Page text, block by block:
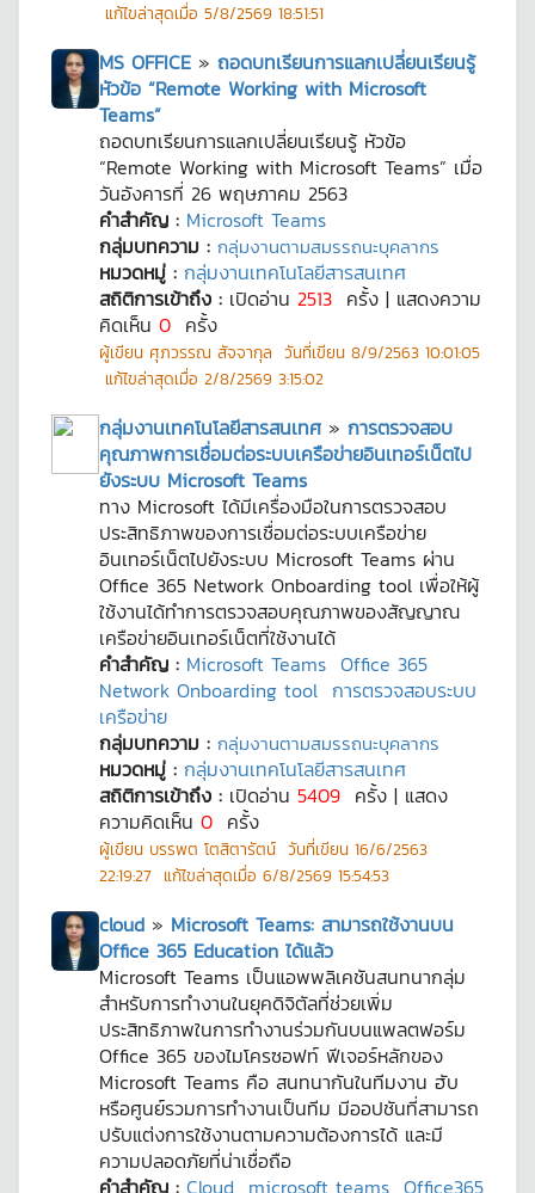
แก้ไขล่าสุดเมื่อ 5/8/2569 18:51:51
MS OFFICE » ถอดบทเรียนการแลกเปลี่ยนเรียนรู้
หัวข้อ “Remote Working with Microsoft
Teams”
ถอดบทเรียนการแลกเปลี่ยนเรียนรู้ หัวข้อ
“Remote Working with Microsoft Teams” เมื่อ
วันอังคารที่ 26 พฤษภาคม 2563
คำสำคัญ : Microsoft Teams
กลุ่มบทความ : กลุ่มงานตามสมรรถนะบุคลากร
หมวดหมู่ : กลุ่มงานเทคโนโลยีสารสนเทศ
สถิติการเข้าถึง : เปิดอ่าน 2513 ครั้ง | แสดงความ
คิดเห็น 0 ครั้ง
ผู้เขียน ศุภวรรณ สัจจากุล วันที่เขียน 8/9/2563 10:01:05
แก้ไขล่าสุดเมื่อ 2/8/2569 3:15:02
กลุ่มงานเทคโนโลยีสารสนเทศ » การตรวจสอบ
คุณภาพการเชื่อมต่อระบบเครือข่ายอินเทอร์เน็ตไป
ยังระบบ Microsoft Teams
ทาง Microsoft ได้มีเครื่องมือในการตรวจสอบ
ประสิทธิภาพของการเชื่อมต่อระบบเครือข่าย
อินเทอร์เน็ตไปยังระบบ Microsoft Teams ผ่าน
Office 365 Network Onboarding tool เพื่อให้ผู้
ใช้งานได้ทำการตรวจสอบคุณภาพของสัญญาณ
เครือข่ายอินเทอร์เน็ตที่ใช้งานได้
คำสำคัญ : Microsoft Teams Office 365
Network Onboarding tool การตรวจสอบระบบ
เครือข่าย
กลุ่มบทความ : กลุ่มงานตามสมรรถนะบุคลากร
หมวดหมู่ : กลุ่มงานเทคโนโลยีสารสนเทศ
สถิติการเข้าถึง : เปิดอ่าน 5409 ครั้ง | แสดง
ความคิดเห็น 0 ครั้ง
ผู้เขียน บรรพต โตสิตารัตน์ วันที่เขียน 16/6/2563
22:19:27 แก้ไขล่าสุดเมื่อ 6/8/2569 15:54:53
cloud » Microsoft Teams: สามารถใช้งานบน
Office 365 Education ได้แล้ว
Microsoft Teams เป็นแอพพลิเคชันสนทนากลุ่ม
สำหรับการทำงานในยุคดิจิตัลที่ช่วยเพิ่ม
ประสิทธิภาพในการทำงานร่วมกันบนแพลตฟอร์ม
Office 365 ของไมโครซอฟท์ ฟีเจอร์หลักของ
Microsoft Teams คือ สนทนากันในทีมงาน ฮับ
หรือศูนย์รวมการทำงานเป็นทีม มีออปชันที่สามารถ
ปรับแต่งการใช้งานตามความต้องการได้ และมี
ความปลอดภัยที่น่าเชื่อถือ
คำสำคัญ : Cloud microsoft teams Office365